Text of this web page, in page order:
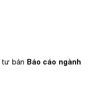
tư bản Báo cáo ngành